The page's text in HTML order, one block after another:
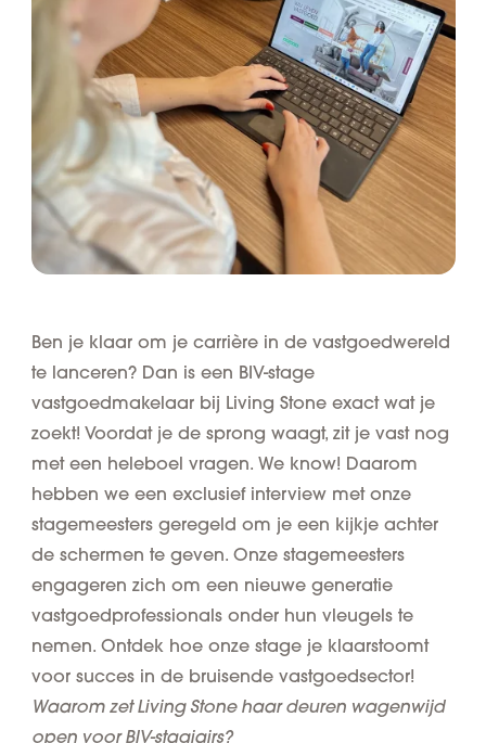
Ben je klaar om je carrière in de vastgoedwereld
te lanceren? Dan is een BIV-stage
vastgoedmakelaar bij Living Stone exact wat je
zoekt! Voordat je de sprong waagt, zit je vast nog
met een heleboel vragen. We know! Daarom
hebben we een exclusief interview met onze
stagemeesters geregeld om je een kijkje achter
de schermen te geven. Onze stagemeesters
engageren zich om een nieuwe generatie
vastgoedprofessionals onder hun vleugels te
nemen. Ontdek hoe onze stage je klaarstoomt
voor succes in de bruisende vastgoedsector!
Waarom zet Living Stone haar deuren wagenwijd
open voor BIV-stagiairs?